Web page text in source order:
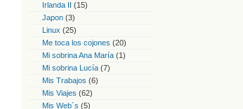
Irlanda II (15)
Japon (3)
Linux (25)
Me toca los cojones (20)
Mi sobrina Ana María (1)
Mi sobrina Lucía (7)
Mis Trabajos (6)
Mis Viajes (62)
Mis Web´s (5)